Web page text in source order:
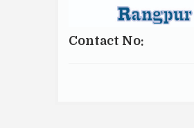
Contact No: